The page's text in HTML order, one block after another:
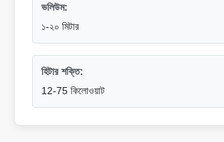
ভলিউম:
১-২০ মিটার
হিটার শক্তি:
12-75 কিলোওয়াট